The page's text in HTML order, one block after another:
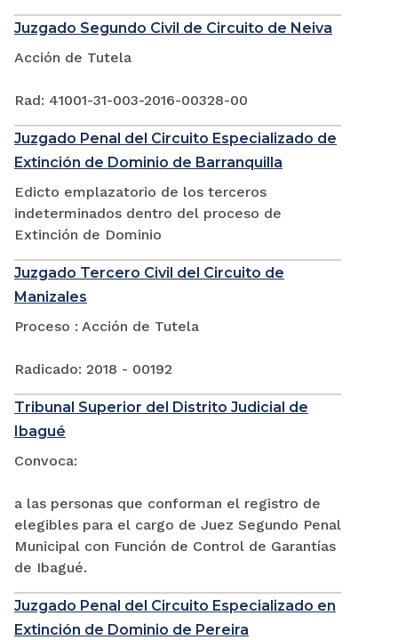
Juzgado Segundo Civil de Circuito de Neiva
Acción de Tutela
Rad: 41001-31-003-2016-00328-00
Juzgado Penal del Circuito Especializado de
Extinción de Dominio de Barranquilla
Edicto emplazatorio de los terceros
indeterminados dentro del proceso de
Extinción de Dominio
Juzgado Tercero Civil del Circuito de
Manizales
Proceso : Acción de Tutela
Radicado: 2018 - 00192
Tribunal Superior del Distrito Judicial de
Ibagué
Convoca:
a las personas que conforman el registro de
elegibles para el cargo de Juez Segundo Penal
Municipal con Función de Control de Garantías
de Ibagué.
Juzgado Penal del Circuito Especializado en
Extinción de Dominio de Pereira